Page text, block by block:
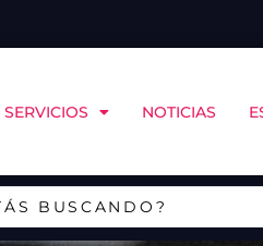
SERVICIOS NOTICIAS
a nuevo gerente de salud como